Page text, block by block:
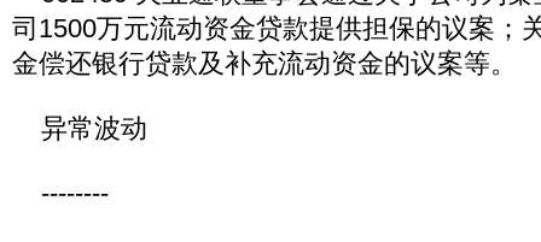
司1500万元流动资金贷款提供担保的议案；
金偿还银行贷款及补充流动资金的议案等。
异常波动
--------